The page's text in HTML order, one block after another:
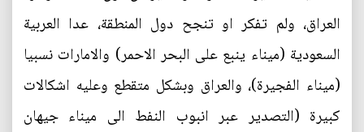
العراق، ولم تفكر او تنجح دول المنطقة، عدا العربية
السعودية (ميناء ينبع على البحر الاحمر) والامارات نسبيا
(ميناء الفجيرة)، والعراق وبشكل متقطع وعليه اشكالات
كبيرة (التصدير عبر انبوب النفط الى ميناء جيهان